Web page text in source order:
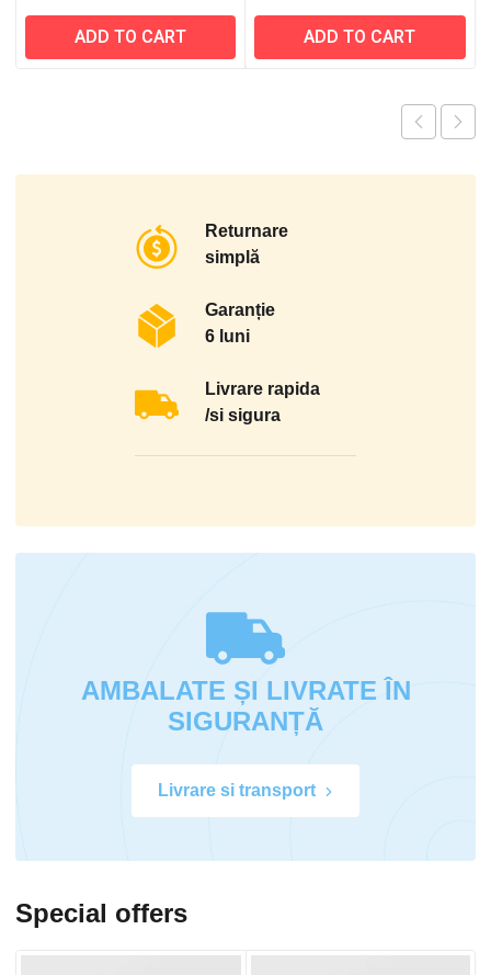
price
was:
30,00 lei.
price
is:
23,00 lei.
ADD TO CART
price
was:
35,00 lei.
price
is:
29,00 lei.
ADD TO CART
Returnare
simplă
Garanție
6 luni
Livrare rapida
/si sigura
AMBALATE ȘI LIVRATE ÎN
SIGURANȚĂ
Livrare si transport
Special offers